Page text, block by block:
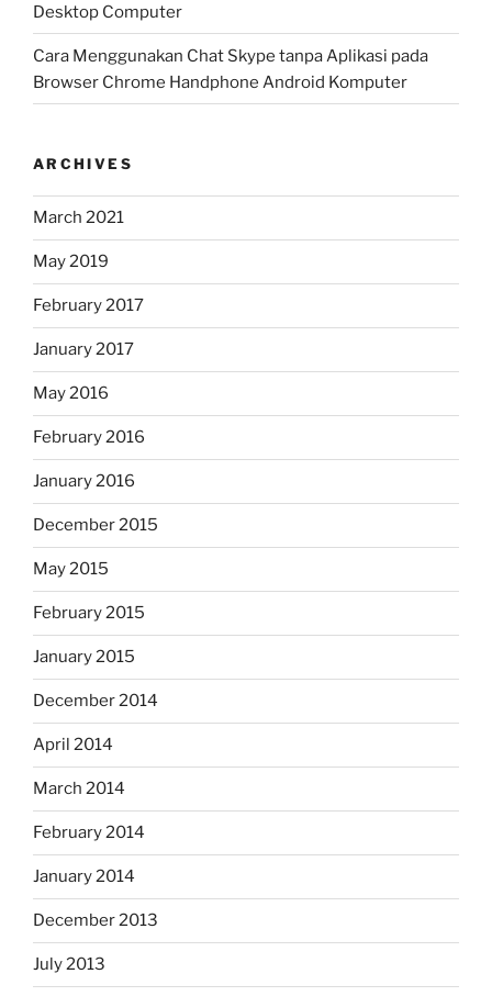
Desktop Computer
Cara Menggunakan Chat Skype tanpa Aplikasi pada
Browser Chrome Handphone Android Komputer
ARCHIVES
March 2021
May 2019
February 2017
January 2017
May 2016
February 2016
January 2016
December 2015
May 2015
February 2015
January 2015
December 2014
April 2014
March 2014
February 2014
January 2014
December 2013
July 2013